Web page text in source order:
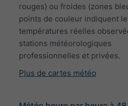
rouges) ou froides (zones
points de couleur indiquent
températures réelles
stations météorologiques
professionnelles et privées.
Plus de cartes météo